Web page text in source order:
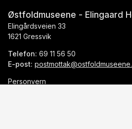
Østfoldmuseene - Elingaard
Elingårdsveien 33
1621 Gressvik
Telefon: 69 11 56 50
E-post:
Personvern